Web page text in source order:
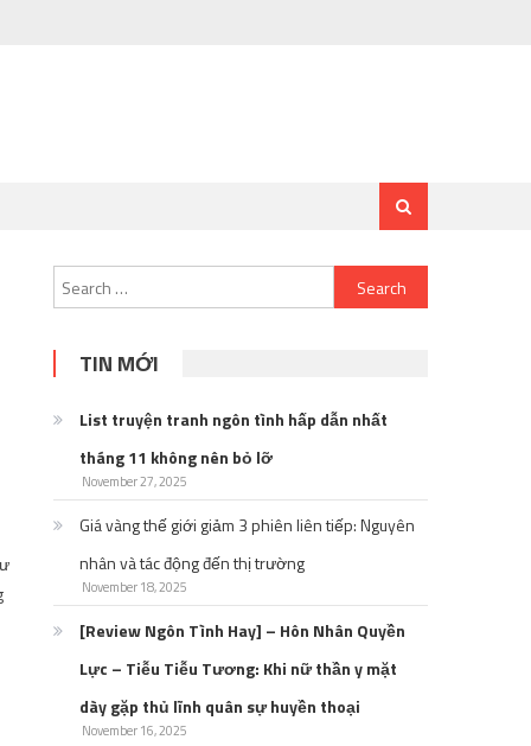
Search
for:
TIN MỚI
List truyện tranh ngôn tình hấp dẫn nhất
tháng 11 không nên bỏ lỡ
November 27, 2025
Giá vàng thế giới giảm 3 phiên liên tiếp: Nguyên
nhân và tác động đến thị trường
November 18, 2025
[Review Ngôn Tình Hay] – Hôn Nhân Quyền
Lực – Tiễu Tiễu Tương: Khi nữ thần y mặt
dày gặp thủ lĩnh quân sự huyền thoại
November 16, 2025